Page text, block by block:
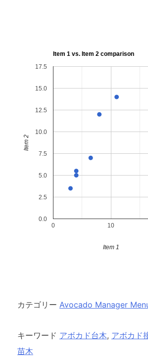
Item 1 vs. Item 2 comparison
0 10
0.0
2.5
5.0
7.5
10.0
12.5
15.0
17.5
Item 1
Item 2
カテゴリー Avocado Manager
キーワード アボカド台木, アボカド
苗木